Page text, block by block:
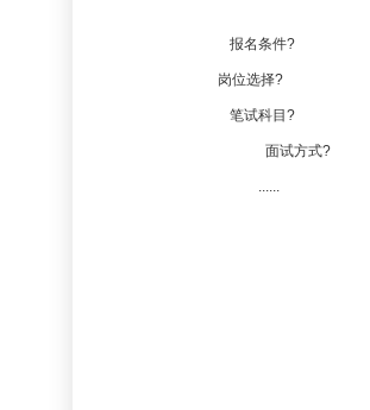
报名条件?
岗位选择?
笔试科目?
面试方式?
......